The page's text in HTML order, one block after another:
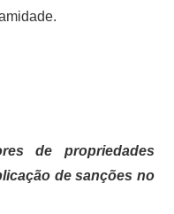
de propriedades
de sanções no